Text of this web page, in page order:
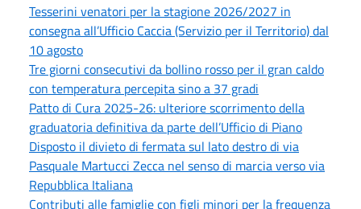
Tesserini venatori per la stagione 2026/2027 in
consegna all’Ufficio Caccia (Servizio per il Territorio) dal
10 agosto
Tre giorni consecutivi da bollino rosso per il gran caldo
con temperatura percepita sino a 37 gradi
Patto di Cura 2025-26: ulteriore scorrimento della
graduatoria definitiva da parte dell’Ufficio di Piano
Disposto il divieto di fermata sul lato destro di via
Pasquale Martucci Zecca nel senso di marcia verso via
Repubblica Italiana
Contributi alle famiglie con figli minori per la frequenza